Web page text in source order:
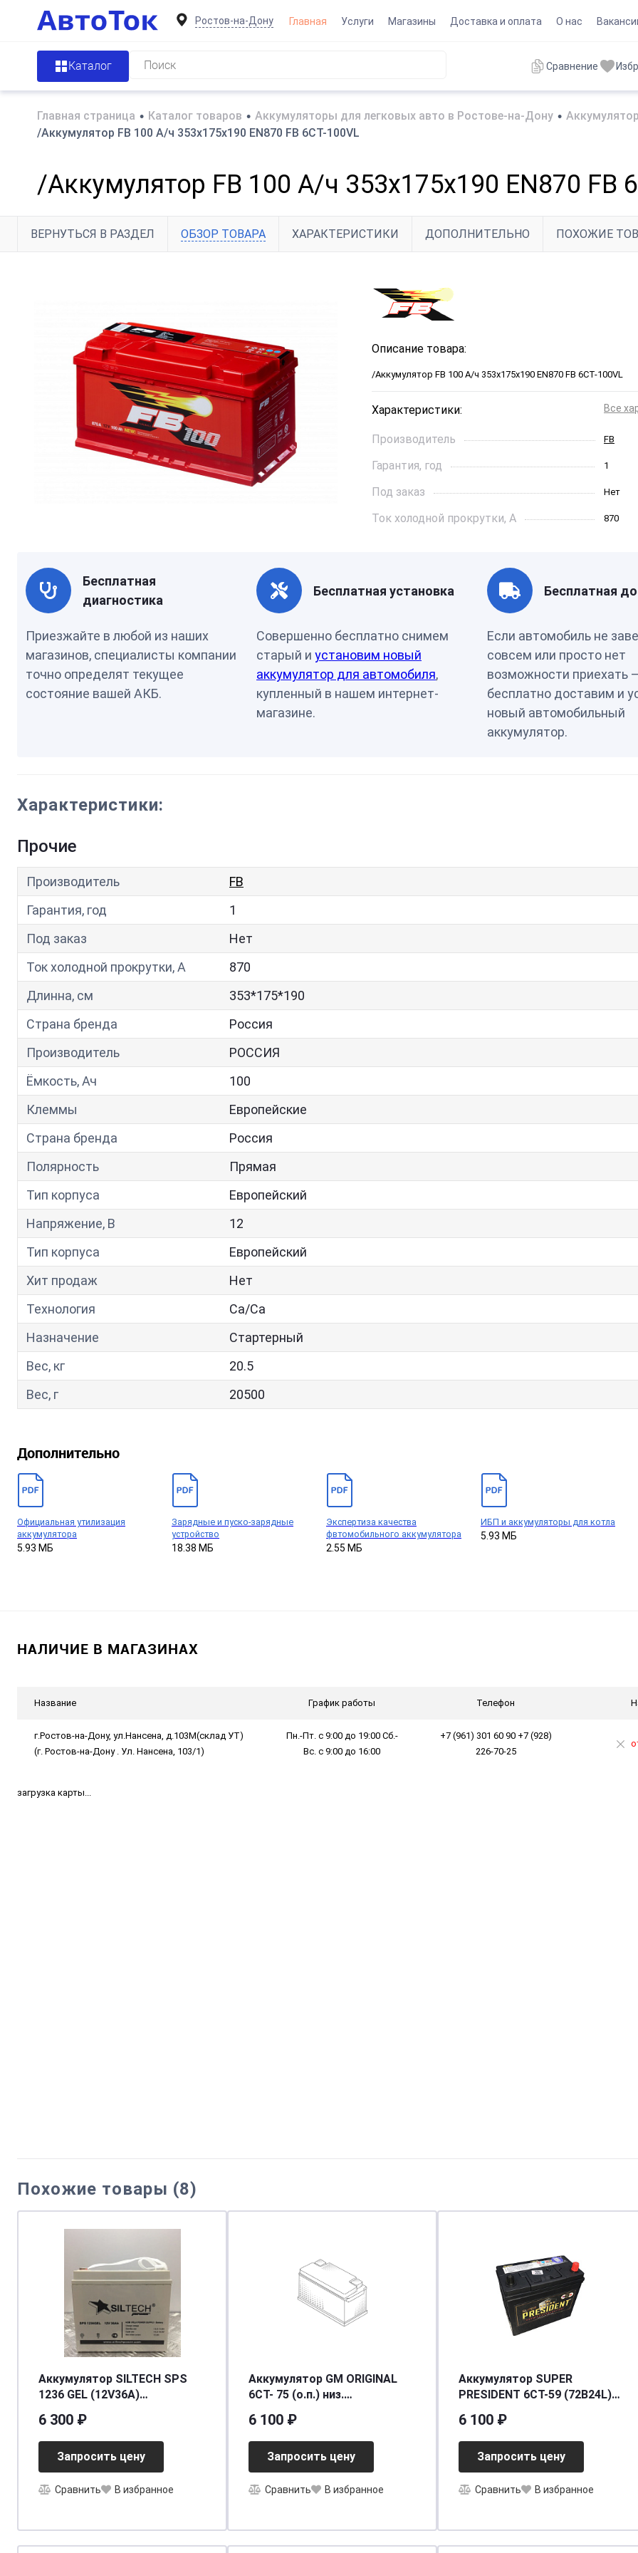
Ростов-на-Дону Главная Услуги Магазины Доставка и оплата О нас
Каталог Сравнение
Главная страница • Каталог товаров • Аккумуляторы для легковых авто в Ростове-на-Дону •
/Аккумулятор FB 100 А/ч 353х175х190 EN870 FB 6СТ-100VL
/Аккумулятор FB 100 А/ч 353х175х190 EN870 FB
ВЕРНУТЬСЯ В РАЗДЕЛ ОБЗОР ТОВАРА ХАРАКТЕРИСТИКИ ДОПОЛНИТЕЛЬНО ПОХОЖИЕ
Описание товара:
/Аккумулятор FB 100 А/ч 353х175х190 EN870 FB 6СТ-100VL
Характеристики: Все
Производитель FB
Гарантия, год 1
Под заказ Нет
Ток холодной прокрутки, A 870
Производитель РОССИЯ
Бесплатная
диагностика
Приезжайте в любой из наших
магазинов, специалисты компании
точно определят текущее
состояние вашей АКБ.
Бесплатная установка
Совершенно бесплатно снимем
старый и установим новый
аккумулятор для автомобиля,
купленный в нашем интернет-
магазине.
Бесплатная
Если автомобиль не
совсем или просто нет
возможности приехать
бесплатно доставим и
новый автомобильный
аккумулятор.
Характеристики:
Прочие
Производитель
FB
Гарантия, год
1
Под заказ
Нет
Ток холодной прокрутки, A
870
Длинна, см
353*175*190
Страна бренда
Россия
Производитель
РОССИЯ
Ёмкость, Ач
100
Клеммы
Европейские
Страна бренда
Россия
Полярность
Прямая
Тип корпуса
Европейский
Напряжение, В
12
Тип корпуса
Европейский
Хит продаж
Нет
Технология
Са/Са
Назначение
Стартерный
Вес, кг
20.5
Вес, г
20500
Дополнительно
Официальная утилизация
аккумулятора
5.93 МБ
Зарядные и пуско-зарядные
устройство
18.38 МБ
Экспертиза качества
фвтомобильного аккумулятора
2.55 МБ
ИБП и аккумуляторы для котла
5.93 МБ
НАЛИЧИЕ В МАГАЗИНАХ
Название График работы Телефон
г.Ростов-на-Дону, ул.Нансена, д.103М(склад УТ)
(г. Ростов-на-Дону . Ул. Нансена, 103/1)
Пн.-Пт. с 9:00 до 19:00 Сб.-
Вс. с 9:00 до 16:00
+7 (961) 301 60 90 +7 (928)
226-70-25
загрузка карты...
Похожие товары (8)
Аккумулятор SILTECH SPS
1236 GEL (12V36A)
6 300 ₽
Запросить цену
Сравнить В избранное
Аккумулятор GM ORIGINAL
6СТ- 75 (о.п.) низ.
6 100 ₽
Запросить цену
Сравнить В избранное
Аккумулятор SUPER
PRESIDENT 6СТ-59 (72B24L)
[д234ш127в220/520] [B24]
6 100 ₽
Запросить цену
Сравнить В избранное